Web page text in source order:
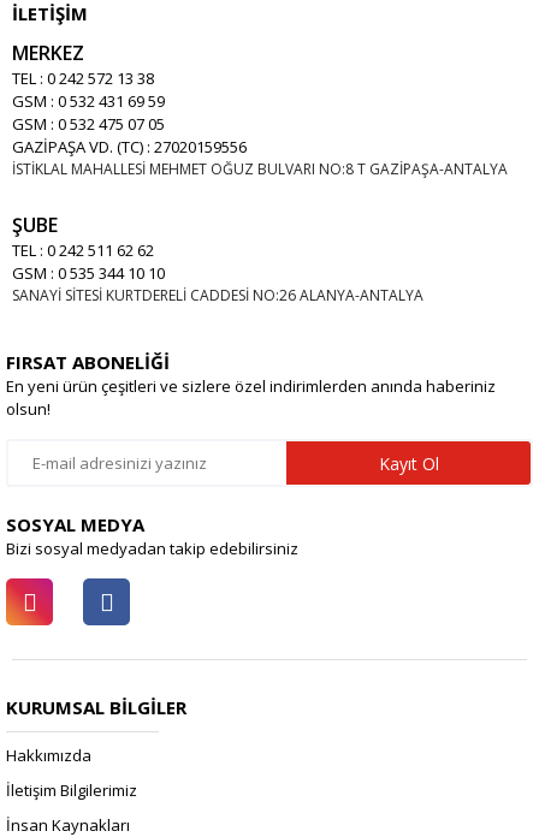
İLETİŞİM
MERKEZ
TEL : 0 242 572 13 38
GSM : 0 532 431 69 59
GSM : 0 532 475 07 05
GAZİPAŞA VD. (TC) : 27020159556
İSTİKLAL MAHALLESİ MEHMET OĞUZ BULVARI NO:8 T GAZİPAŞA-ANTALYA
ŞUBE
TEL : 0 242 511 62 62
GSM : 0 535 344 10 10
SANAYİ SİTESİ KURTDERELİ CADDESİ NO:26 ALANYA-ANTALYA
FIRSAT ABONELİĞİ
En yeni ürün çeşitleri ve sizlere özel indirimlerden anında haberiniz
olsun!
Kayıt Ol
SOSYAL MEDYA
Bizi sosyal medyadan takip edebilirsiniz
KURUMSAL BİLGİLER
Hakkımızda
İletişim Bilgilerimiz
İnsan Kaynakları